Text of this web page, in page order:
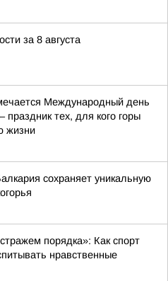
за 8 августа
Международный день
праздник тех, для кого горы
жизни
сохраняет уникальную
порядка»: Как спорт
нравственные